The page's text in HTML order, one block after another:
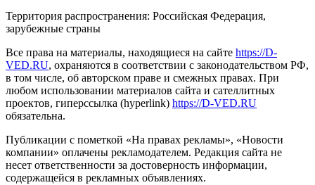
Территория распространения: Российская Федерация,
зарубежные страны
Все права на материалы, находящиеся на сайте https://D-
VED.RU, охраняются в соответствии с законодательством РФ,
в том числе, об авторском праве и смежных правах. При
любом использовании материалов сайта и сателлитных
проектов, гиперссылка (hyperlink) https://D-VED.RU
обязательна.
Публикации с пометкой «На правах рекламы», «Новости
компании» оплачены рекламодателем. Редакция сайта не
несет ответственности за достоверность информации,
содержащейся в рекламных объявлениях.